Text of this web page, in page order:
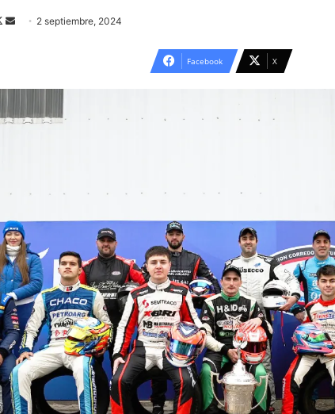
Follow
Send 2 septiembre, 2024
Facebook X